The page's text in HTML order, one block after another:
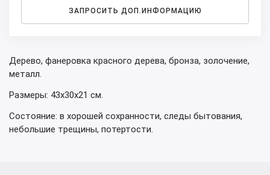
ЗАПРОСИТЬ ДОП.ИНФОРМАЦИЮ
Дерево, фанеровка красного дерева, бронза, золочение,
металл.
Размеры: 43х30х21 см.
Состояние: в хорошей сохранности, следы бытования,
небольшие трещины, потертости.